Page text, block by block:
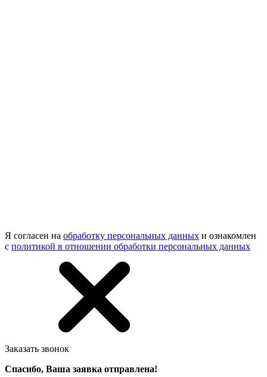
Я согласен на обработку персональных данных и ознакомлен
с политикой в отношении обработки персональных данных
Заказать звонок
Спасибо, Ваша заявка отправлена!